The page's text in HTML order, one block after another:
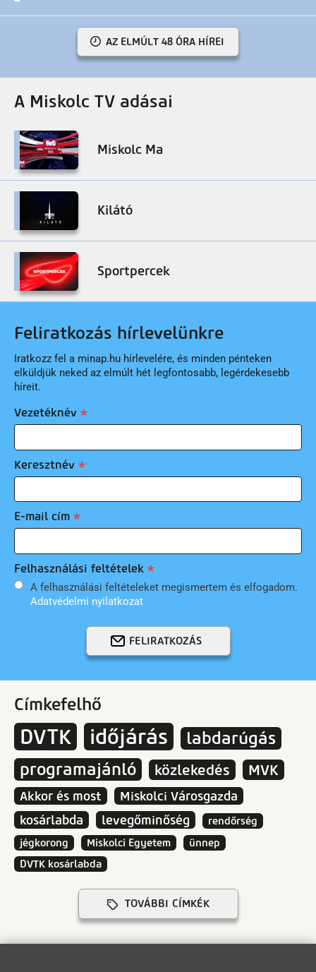
AZ ELMÚLT 48 ÓRA HÍREI
A Miskolc TV adásai
Miskolc Ma
Kilátó
Sportpercek
Feliratkozás hírlevelünkre
Iratkozz fel a minap.hu hírlevelére, és minden pénteken
elküldjük neked az elmúlt hét legfontosabb, legérdekesebb
híreit.
Vezetéknév
Keresztnév
E-mail cím
Felhasználási feltételek
A felhasználási feltételeket megismertem és elfogadom.
Adatvédelmi nyilatkozat
FELIRATKOZÁS
Címkefelhő
DVTK időjárás
labdarúgás
programajánló
közlekedés MVK
Akkor és most
Miskolci Városgazda
kosárlabda
levegőminőség
rendőrség
jégkorong
Miskolci Egyetem
ünnep
DVTK kosárlabda
TOVÁBBI CÍMKÉK